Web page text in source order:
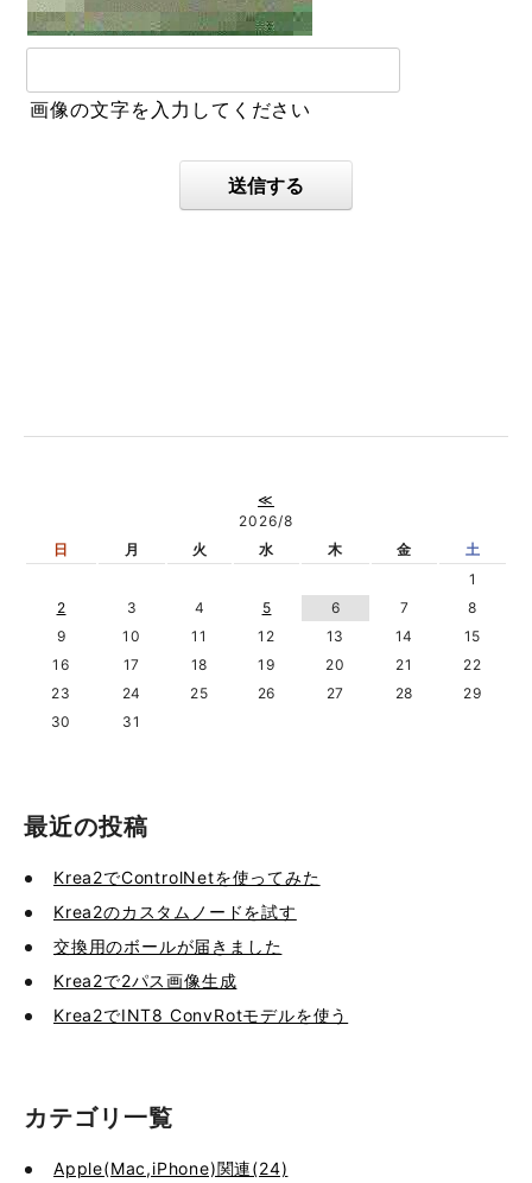
画像の文字を入力してください
送信する
≪
2026/8
日
月 火 水 木 金
土
1
2
3 4 5 6 7
8
9
10 11 12 13 14
15
16
17 18 19 20 21
22
23
24 25 26 27 28
29
30
31
最近の投稿
Krea2でControlNetを使ってみた
Krea2のカスタムノードを試す
交換用のボールが届きました
Krea2で2パス画像生成
Krea2でINT8 ConvRotモデルを使う
カテゴリ一覧
Apple(Mac,iPhone)関連(24)